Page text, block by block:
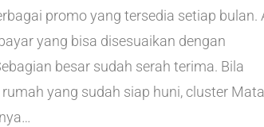
promo yang tersedia setiap bulan.
yang bisa disesuaikan dengan
besar sudah serah terima. Bila
yang sudah siap huni, cluster